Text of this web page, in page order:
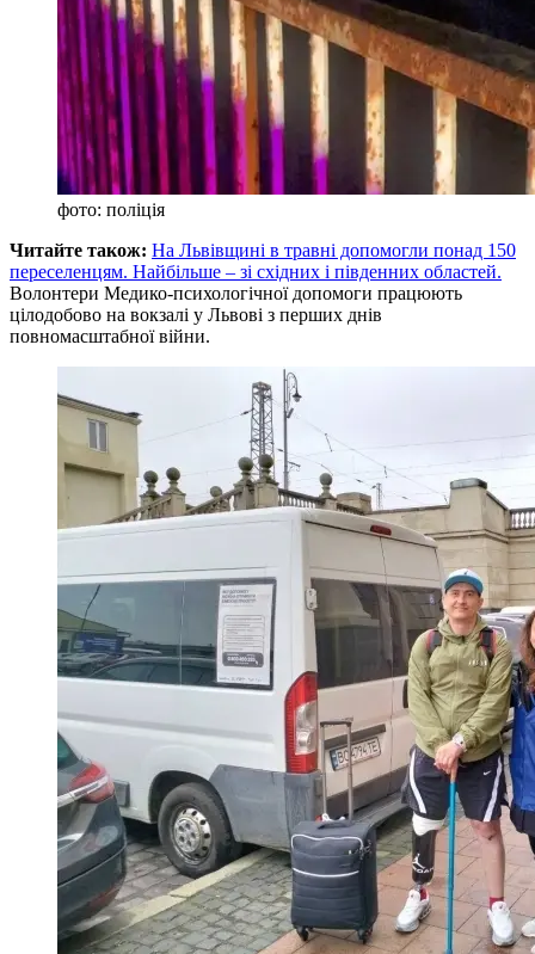
фото: поліція
Читайте також: На Львівщині в травні допомогли понад 150
переселенцям. Найбільше – зі східних і південних областей.
Волонтери Медико-психологічної допомоги працюють
цілодобово на вокзалі у Львові з перших днів
повномасштабної війни.